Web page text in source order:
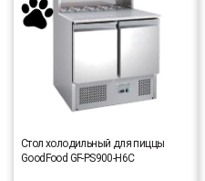
Стол холодильный для пиццы
GoodFood GF-PS900-H6C